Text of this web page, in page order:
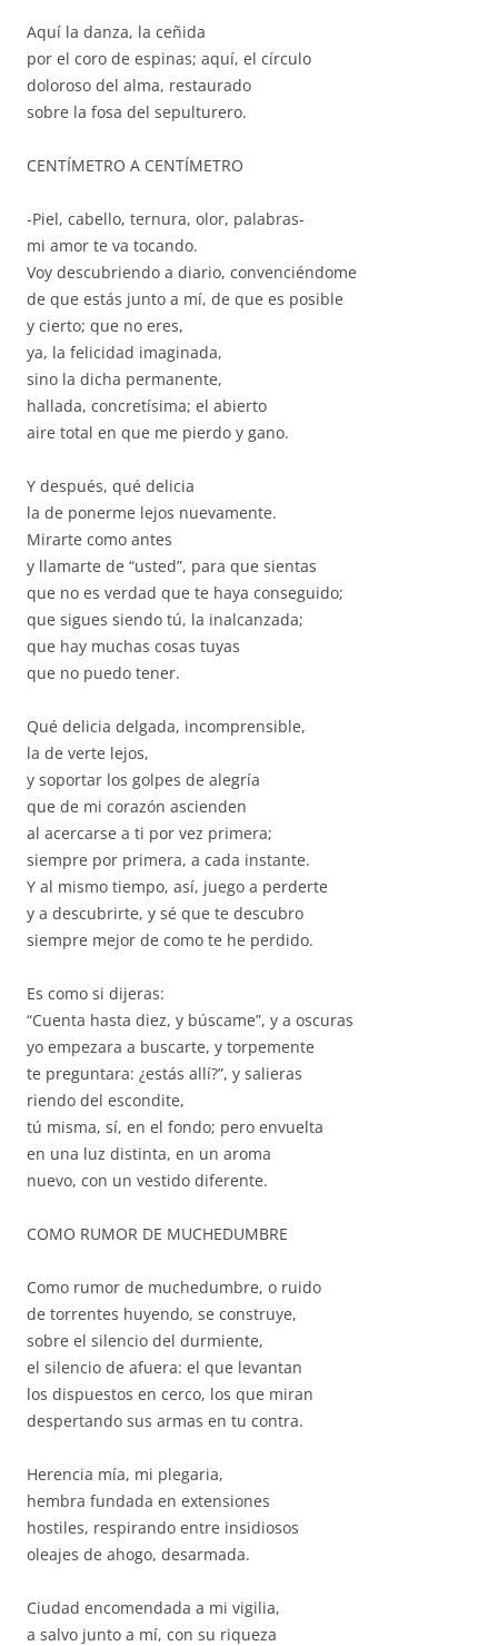
Aquí la danza, la ceñida
por el coro de espinas; aquí, el círculo
doloroso del alma, restaurado
sobre la fosa del sepulturero.
CENTÍMETRO A CENTÍMETRO
-Piel, cabello, ternura, olor, palabras-
mi amor te va tocando.
Voy descubriendo a diario, convenciéndome
de que estás junto a mí, de que es posible
y cierto; que no eres,
ya, la felicidad imaginada,
sino la dicha permanente,
hallada, concretísima; el abierto
aire total en que me pierdo y gano.
Y después, qué delicia
la de ponerme lejos nuevamente.
Mirarte como antes
y llamarte de “usted”, para que sientas
que no es verdad que te haya conseguido;
que sigues siendo tú, la inalcanzada;
que hay muchas cosas tuyas
que no puedo tener.
Qué delicia delgada, incomprensible,
la de verte lejos,
y soportar los golpes de alegría
que de mi corazón ascienden
al acercarse a ti por vez primera;
siempre por primera, a cada instante.
Y al mismo tiempo, así, juego a perderte
y a descubrirte, y sé que te descubro
siempre mejor de como te he perdido.
Es como si dijeras:
“Cuenta hasta diez, y búscame”, y a oscuras
yo empezara a buscarte, y torpemente
te preguntara: ¿estás allí?”, y salieras
riendo del escondite,
tú misma, sí, en el fondo; pero envuelta
en una luz distinta, en un aroma
nuevo, con un vestido diferente.
COMO RUMOR DE MUCHEDUMBRE
Como rumor de muchedumbre, o ruido
de torrentes huyendo, se construye,
sobre el silencio del durmiente,
el silencio de afuera: el que levantan
los dispuestos en cerco, los que miran
despertando sus armas en tu contra.
Herencia mía, mi plegaria,
hembra fundada en extensiones
hostiles, respirando entre insidiosos
oleajes de ahogo, desarmada.
Ciudad encomendada a mi vigilia,
a salvo junto a mí, con su riqueza